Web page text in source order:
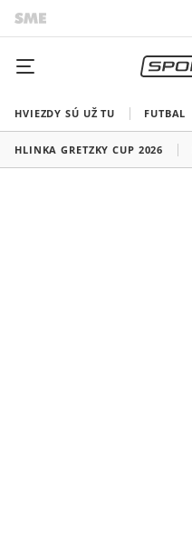
HVIEZDY SÚ UŽ TU FUTBAL
HLINKA GRETZKY CUP 2026